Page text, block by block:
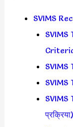
SVIMS
SVIMS